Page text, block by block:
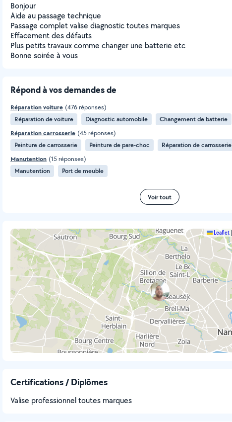
Bonjour
Aide au passage technique
Passage complet valise diagnostic toutes marques
Effacement des défauts
Plus petits travaux comme changer une batterie etc
Bonne soirée à vous
Répond à vos demandes de
Réparation voiture (476 réponses)
Réparation de voiture
Diagnostic automobile Changement de batterie
Réparation carrosserie (45 réponses)
Peinture de carrosserie
Peinture de pare-choc Réparation de carrosserie
Manutention (15 réponses)
Manutention
Port de meuble
Voir tout
Leaflet
Certifications / Diplômes
Valise professionnel toutes marques